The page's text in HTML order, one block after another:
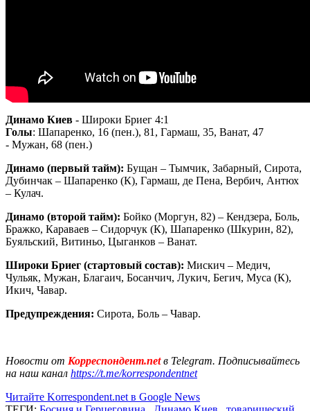
Динамо Киев - Широки Бриег 4:1
Голы: Шапаренко, 16 (пен.), 81, Гармаш, 35, Ванат, 47
- Мужан, 68 (пен.)
Динамо (первый тайм): Бущан – Тымчик, Забарный, Сирота,
Дубинчак – Шапаренко (К), Гармаш, де Пена, Вербич, Антюх
– Кулач.
Динамо (второй тайм): Бойко (Моргун, 82) – Кендзера, Боль,
Бражко, Караваев – Сидорчук (К), Шапаренко (Шкурин, 82),
Буяльский, Витиньо, Цыганков – Ванат.
Широки Бриег (стартовый состав): Мискич – Медич,
Чульяк, Мужан, Благаич, Босанчич, Лукич, Бегич, Муса (К),
Икич, Чавар.
Предупреждения: Сирота, Боль – Чавар.
Новости от Корреспондент.netв Telegram. Подписывайтесь
на наш канал https://t.me/korrespondentnet
Читайте Korrespondent.net в Google News